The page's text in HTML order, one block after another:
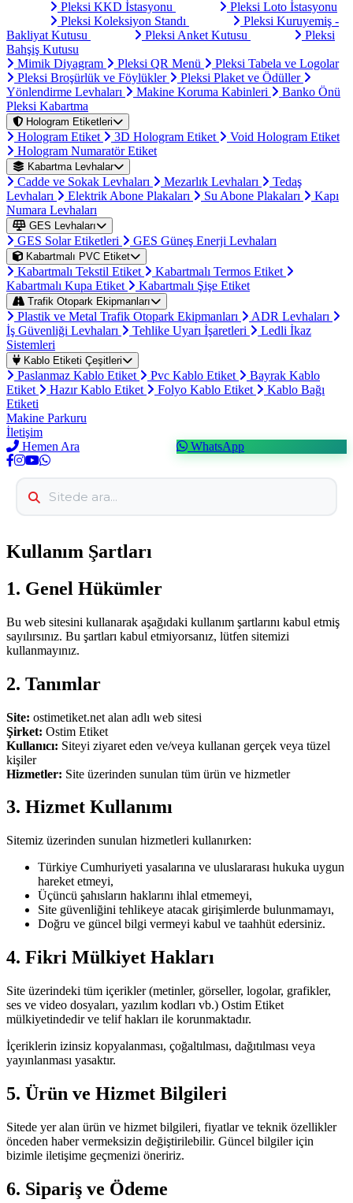
Pleksi KKD İstasyonu
Pleksi Loto İstasyonu
Pleksi Koleksiyon Standı
Pleksi Kuruyemiş -
Bakliyat Kutusu
Pleksi Anket Kutusu
Pleksi
Bahşiş Kutusu
Mimik Diyagram
Pleksi QR Menü
Pleksi Tabela ve Logolar
Pleksi Broşürlük ve Föylükler
Pleksi Plaket ve Ödüller
Yönlendirme Levhaları
Makine Koruma Kabinleri
Banko Önü
Pleksi Kabartma
Hologram Etiketleri
Hologram Etiket 3D Hologram Etiket
Void Hologram Etiket
Hologram Numaratör Etiket
Kabartma Levhalar
Cadde ve Sokak Levhaları Mezarlık Levhaları
Tedaş
Levhaları
Elektrik Abone Plakaları Su Abone Plakaları
Kapı
Numara Levhaları
GES Levhaları
GES Solar Etiketleri GES Güneş Enerji Levhaları
Kabartmalı PVC Etiket
Kabartmalı Tekstil Etiket
Kabartmalı Termos Etiket
Kabartmalı Kupa Etiket
Kabartmalı Şişe Etiket
Trafik Otopark Ekipmanları
Plastik ve Metal Trafik Otopark Ekipmanları
ADR Levhaları
İş Güvenliği Levhaları
Tehlike Uyarı İşaretleri
Ledli İkaz
Sistemleri
Kablo Etiketi Çeşitleri
Paslanmaz Kablo Etiket Pvc Kablo Etiket
Bayrak Kablo
Etiket
Hazır Kablo Etiket Folyo Kablo Etiket
Kablo Bağı
Etiketi
Makine Parkuru
İletişim
Hemen Ara
WhatsApp
Kullanım Şartları
1. Genel Hükümler
Bu web sitesini kullanarak aşağıdaki kullanım şartlarını kabul etmiş
sayılırsınız. Bu şartları kabul etmiyorsanız, lütfen sitemizi
kullanmayınız.
2. Tanımlar
Site: ostimetiket.net alan adlı web sitesi
Şirket: Ostim Etiket
Kullanıcı: Siteyi ziyaret eden ve/veya kullanan gerçek veya tüzel
kişiler
Hizmetler: Site üzerinden sunulan tüm ürün ve hizmetler
3. Hizmet Kullanımı
Sitemiz üzerinden sunulan hizmetleri kullanırken:
Türkiye Cumhuriyeti yasalarına ve uluslararası hukuka uygun
hareket etmeyi,
Üçüncü şahısların haklarını ihlal etmemeyi,
Site güvenliğini tehlikeye atacak girişimlerde bulunmamayı,
Doğru ve güncel bilgi vermeyi kabul ve taahhüt edersiniz.
4. Fikri Mülkiyet Hakları
Site üzerindeki tüm içerikler (metinler, görseller, logolar, grafikler,
ses ve video dosyaları, yazılım kodları vb.) Ostim Etiket
mülkiyetindedir ve telif hakları ile korunmaktadır.
İçeriklerin izinsiz kopyalanması, çoğaltılması, dağıtılması veya
yayınlanması yasaktır.
5. Ürün ve Hizmet Bilgileri
Sitede yer alan ürün ve hizmet bilgileri, fiyatlar ve teknik özellikler
önceden haber vermeksizin değiştirilebilir. Güncel bilgiler için
bizimle iletişime geçmenizi öneririz.
6. Sipariş ve Ödeme